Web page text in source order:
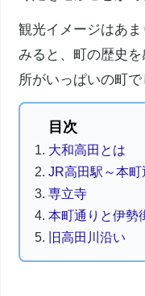
観光イメージはあ
みると、町の歴史
所がいっぱいの町で
大和高田とは
JR高田駅～本町
専立寺
本町通りと伊勢
旧高田川沿い